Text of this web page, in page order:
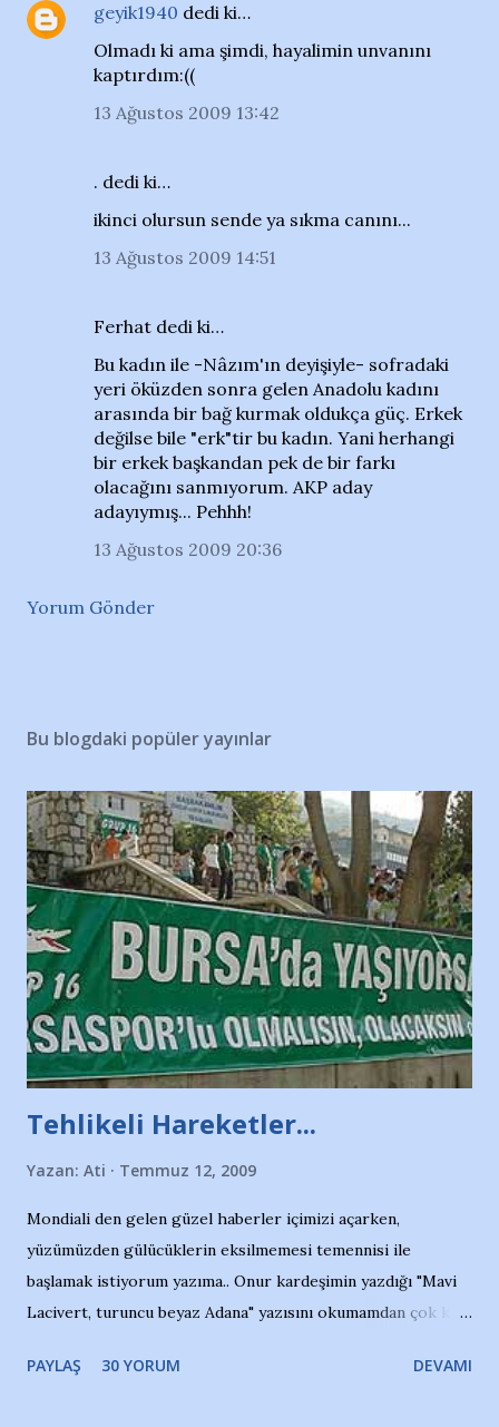
geyik1940 dedi ki…
Olmadı ki ama şimdi, hayalimin unvanını
kaptırdım:((
13 Ağustos 2009 13:42
. dedi ki…
ikinci olursun sende ya sıkma canını...
13 Ağustos 2009 14:51
Ferhat dedi ki…
Bu kadın ile -Nâzım'ın deyişiyle- sofradaki
yeri öküzden sonra gelen Anadolu kadını
arasında bir bağ kurmak oldukça güç. Erkek
değilse bile "erk"tir bu kadın. Yani herhangi
bir erkek başkandan pek de bir farkı
olacağını sanmıyorum. AKP aday
adayıymış... Pehhh!
13 Ağustos 2009 20:36
Yorum Gönder
Bu blogdaki popüler yayınlar
Tehlikeli Hareketler...
Yazan: Ati Temmuz 12, 2009
Mondiali den gelen güzel haberler içimizi açarken,
yüzümüzden gülücüklerin eksilmemesi temennisi ile
başlamak istiyorum yazıma.. Onur kardeşimin yazdığı "Mavi
Lacivert, turuncu beyaz Adana" yazısını okumamdan çok kısa
irkildim.. "Bursasporlu taraftarlar, İstanbul takımlarının
PAYLAŞ 30 YORUM DEVAMI